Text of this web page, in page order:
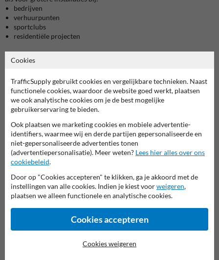
bedrijven
verhuurpunten
sportclubs
residentiële projecten
het type fiets, niet andersom.
Duurzame metalen fietsenstalling met lange levensduur
Het fietsenrek is gemaakt uit gegalvaniseerd verzinkt staal en vormt
zo een sterke metalen fietsenstalling die bestand is tegen roest,
slijtage en weersinvloeden. De solide opbouw zorgt voor stabiliteit,
zelfs wanneer fietsen onder een lichte hoek worden geplaatst.
Dankzij de meegeleverde montagematerialen kan het rek snel en
correct worden geplaatst op een vaste ondergrond.
Dit model is een goede keuze als:
je fietsen hebt met brede banden
stabiliteit belangrijker is dan compactheid
je een professionele uitstraling wil behouden
om verschillende opties te vergelijken.
Cookies
TrafficSupply gebruikt cookies en vergelijkbare technieken. Naast
functionele cookies, waardoor de website goed werkt, plaatsen
we ook analytische cookies om je de best mogelijke
gebruikerservaring te bieden.
Ook plaatsen we marketing cookies en mobiele advertentie-
identifiers, waarmee wij en derde partijen gepersonaliseerde en
niet-gepersonaliseerde advertenties tonen
(advertentiepersonalisatie). Meer weten? Lees hier alles over ons
cookiebeleid.
Door op "Cookies accepteren" te klikken, ga je akkoord met de
instellingen van alle cookies. Indien je kiest voorweigeren,
plaatsen we alleen functionele en analytische cookies.
Cookies accepteren
Cookies weigeren